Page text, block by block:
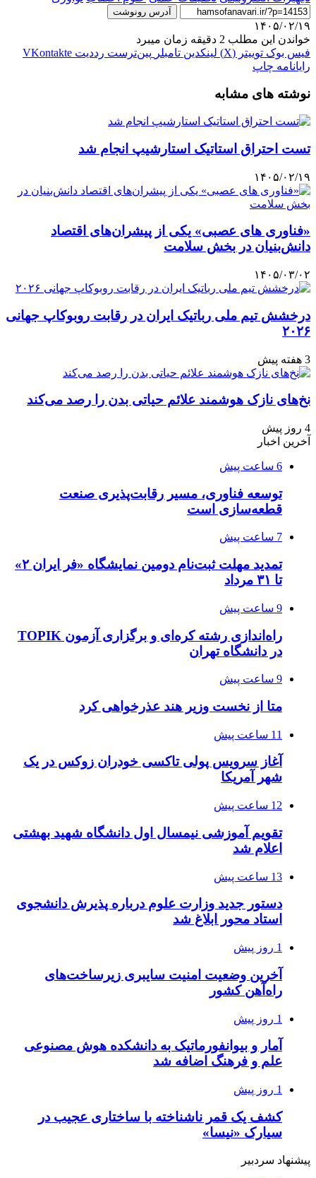
آدرس رونوشت
۱۴۰۵/۰۲/۱۹
خواندن این مطلب 2 دقیقه زمان میبرد
فیس بوک توییتر (X) لینکدین ‫تامبلر ‫پین‌ترست ‫رددیت ‫VKontakte
رایانامه چاپ
نوشته های مشابه
تست احتراق استاتیک استارشیپ انجام شد
۱۴۰۵/۰۲/۱۹
«فناوری های عصبی» یکی از پیشران‌های اقتصاد
دانش‌بنیان در بخش سلامت
۱۴۰۵/۰۳/۰۲
درخشش تیم ملی رباتیک ایران در رقابت روبوکاپ جهانی
۲۰۲۶
3 هفته پیش
نخ‌های نازک هوشمند علائم حیاتی بدن را رصد می‌کند
4 روز پیش
آخرین اخبار
6 ساعت پیش
توسعه فناوری، مسیر رقابت‌پذیری صنعت
قطعه‌سازی است
7 ساعت پیش
تمدید مهلت ثبت‌نام دومین نمایشگاه «فر ایران ۲»
تا ۳۱ مرداد
9 ساعت پیش
راه‌اندازی رشته کره‌ای و برگزاری آزمون TOPIK
در دانشگاه تهران
9 ساعت پیش
متا از نخست وزیر هند عذرخواهی کرد
11 ساعت پیش
آغاز سرویس پولی تاکسی خودران زوکس در یک
شهر آمریکا
12 ساعت پیش
تقویم آموزشی نیمسال اول دانشگاه شهید بهشتی
اعلام شد
13 ساعت پیش
دستور جدید وزارت علوم درباره پذیرش دانشجوی
استاد محور ابلاغ شد
1 روز پیش
آخرین وضعیت امنیت سایبری زیرساخت‌های
راه‌آهن کشور
1 روز پیش
آمار و بیوانفورماتیک به دانشکده هوش مصنوعی
علم و فرهنگ اضافه شد
1 روز پیش
کشف یک قمر ناشناخته با ساختاری عجیب در
سیارک «نیسا»
پیشنهاد سردبیر